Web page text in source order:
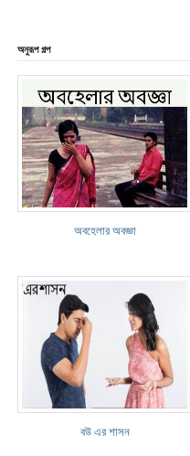
অনুরূপ গল্প
অবহেলার অবজ্ঞা
বউ এর শাসন